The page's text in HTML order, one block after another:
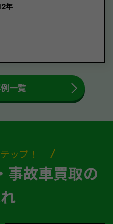
年
一覧
ップ！
事故車買取の